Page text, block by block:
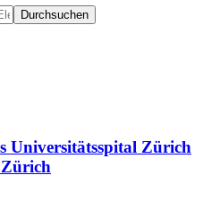
Durchsuchen
Universitätsspital Zürich